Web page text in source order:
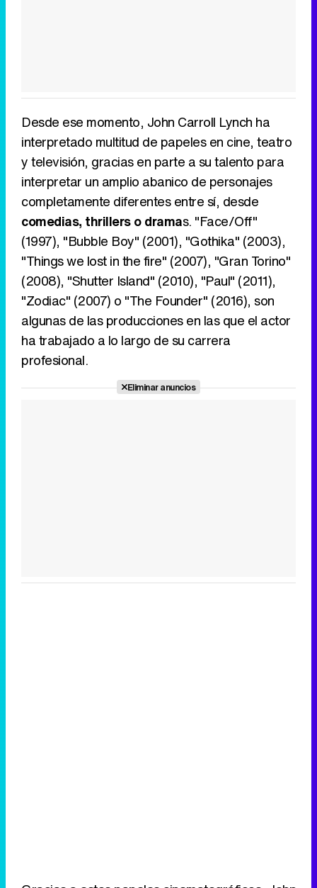
Desde ese momento, John Carroll Lynch ha
interpretado multitud de papeles en cine, teatro
y televisión, gracias en parte a su talento para
interpretar un amplio abanico de personajes
completamente diferentes entre sí, desde
comedias, thrillers o dramas. "Face/Off"
(1997), "Bubble Boy" (2001), "Gothika" (2003),
"Things we lost in the fire" (2007), "Gran Torino"
(2008), "Shutter Island" (2010), "Paul" (2011),
"Zodiac" (2007) o "The Founder" (2016), son
algunas de las producciones en las que el actor
ha trabajado a lo largo de su carrera
profesional.
Eliminar anuncios